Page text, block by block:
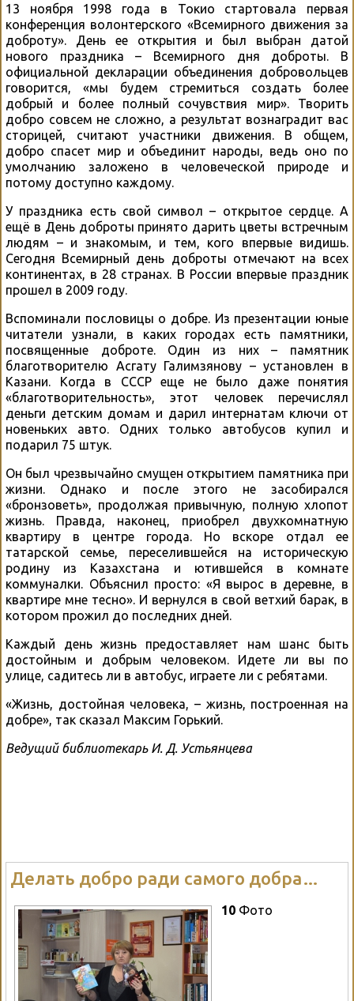
13 ноября 1998 года в Токио стартовала первая
конференция волонтерского «Всемирного движения за
доброту». День ее открытия и был выбран датой
нового праздника – Всемирного дня доброты. В
официальной декларации объединения добровольцев
говорится, «мы будем стремиться создать более
добрый и более полный сочувствия мир». Творить
добро совсем не сложно, а результат вознаградит вас
сторицей, считают участники движения. В общем,
добро спасет мир и объединит народы, ведь оно по
умолчанию заложено в человеческой природе и
потому доступно каждому.
У праздника есть свой символ – открытое сердце. А
ещё в День доброты принято дарить цветы встречным
людям – и знакомым, и тем, кого впервые видишь.
Сегодня Всемирный день доброты отмечают на всех
континентах, в 28 странах. В России впервые праздник
прошел в 2009 году.
Вспоминали пословицы о добре. Из презентации юные
читатели узнали, в каких городах есть памятники,
посвященные доброте. Один из них – памятник
благотворителю Асгату Галимзянову – установлен в
Казани. Когда в СССР еще не было даже понятия
«благотворительность», этот человек перечислял
деньги детским домам и дарил интернатам ключи от
новеньких авто. Одних только автобусов купил и
подарил 75 штук.
Он был чрезвычайно смущен открытием памятника при
жизни. Однако и после этого не засобирался
«бронзоветь», продолжая привычную, полную хлопот
жизнь. Правда, наконец, приобрел двухкомнатную
квартиру в центре города. Но вскоре отдал ее
татарской семье, переселившейся на историческую
родину из Казахстана и ютившейся в комнате
коммуналки. Объяснил просто: «Я вырос в деревне, в
квартире мне тесно». И вернулся в свой ветхий барак, в
котором прожил до последних дней.
Каждый день жизнь предоставляет нам шанс быть
достойным и добрым человеком. Идете ли вы по
улице, садитесь ли в автобус, играете ли с ребятами.
«Жизнь, достойная человека, – жизнь, построенная на
добре», так сказал Максим Горький.
Ведущий библиотекарь И. Д. Устьянцева
Делать добро ради самого добра…
10 Фото